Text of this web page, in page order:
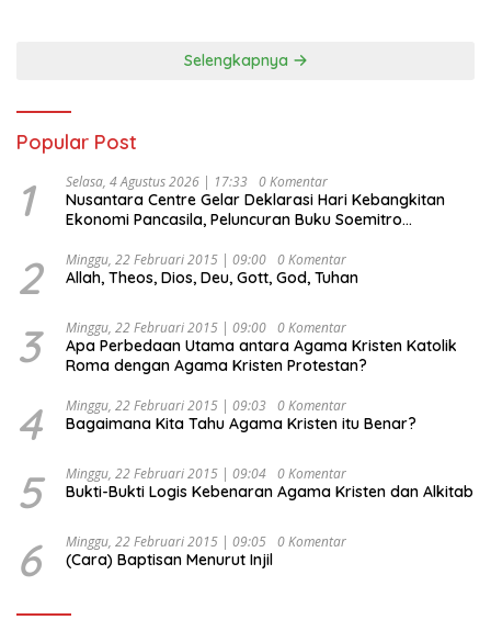
Selengkapnya
Popular Post
1 Selasa, 4 Agustus 2026 | 17:33 0 Komentar
Nusantara Centre Gelar Deklarasi Hari Kebangkitan
Ekonomi Pancasila, Peluncuran Buku Soemitro
Ekonomi Politik Indonesia) & Simposium Nasional
“Urgensi Undang-Undang Perekonomian Nasional dan
Indonesia Emas 2045”,
2 Minggu, 22 Februari 2015 | 09:00 0 Komentar
Allah, Theos, Dios, Deu, Gott, God, Tuhan
3 Minggu, 22 Februari 2015 | 09:00 0 Komentar
Apa Perbedaan Utama antara Agama Kristen Katolik
Roma dengan Agama Kristen Protestan?
4 Minggu, 22 Februari 2015 | 09:03 0 Komentar
Bagaimana Kita Tahu Agama Kristen itu Benar?
5 Minggu, 22 Februari 2015 | 09:04 0 Komentar
Bukti-Bukti Logis Kebenaran Agama Kristen dan Alkitab
6 Minggu, 22 Februari 2015 | 09:05 0 Komentar
(Cara) Baptisan Menurut Injil